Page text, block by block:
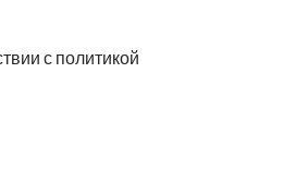
с политикой